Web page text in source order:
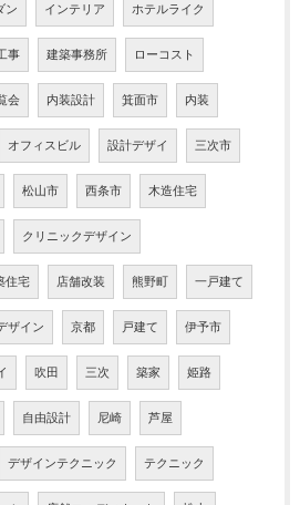
ン インテリア ホテルライク
事 建築事務所 ローコスト
会 内装設計 箕面市 内装
オフィスビル 設計デザイ 三次市
松山市 西条市 木造住宅
クリニックデザイン
住宅 店舗改装 熊野町 一戸建て
ザイン 京都 戸建て 伊予市
吹田 三次 築家 姫路
自由設計 尼崎 芦屋
デザインテクニック テクニック